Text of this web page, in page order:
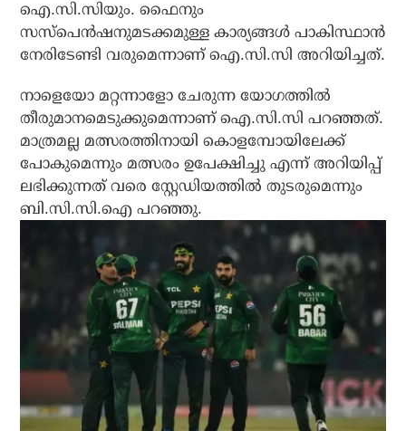
ഐ.സി.സിയും. ഫൈനും
സസ്പെന്‍ഷനുമടക്കമുള്ള കാര്യങ്ങള്‍ പാകിസ്ഥാന്‍
നേരിടേണ്ടി വരുമെന്നാണ് ഐ.സി.സി അറിയിച്ചത്.
നാളെയോ മറ്റന്നാളോ ചേരുന്ന യോഗത്തില്‍
തീരുമാനമെടുക്കുമെന്നാണ് ഐ.സി.സി പറഞ്ഞത്.
മാത്രമല്ല മത്സരത്തിനായി കൊളമ്പോയിലേക്ക്
പോകുമെന്നും മത്സരം ഉപേക്ഷിച്ചു എന്ന് അറിയിപ്പ്
ലഭിക്കുന്നത് വരെ സ്റ്റേഡിയത്തില്‍ തുടരുമെന്നും
ബി.സി.സി.ഐ പറഞ്ഞു.